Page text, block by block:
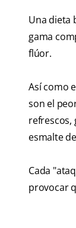
Una dieta
gama
flúor.
Así como
son el
refrescos,
esmalte
Cada
provocar